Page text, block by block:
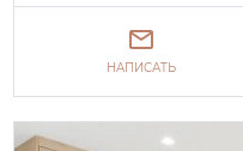
НАПИСАТЬ